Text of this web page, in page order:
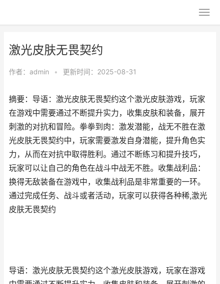
激光皮肤无畏契约
作者： admin • 更新时间：2025-08-31
摘要：导语：激光皮肤无畏契约这个激光皮肤游戏，玩家
在游戏中需要通过不断提升实力，收集皮肤和装备，展开
刺激的对抗和冒险。拳拳到肉：激发潜能，战无不胜在激
光皮肤无畏契约中，玩家需要激发自身潜能，提升角色实
力，从而在对抗中取得胜利。通过不断练习和提升技巧，
玩家可以让自己的角色在战斗中战无不胜。收集战利品：
换得无敌装备在游戏中，收集战利品是非常重要的一环。
通过完成任务、战斗或者活动，玩家可以获得各种稀,激光
皮肤无畏契约
导语：激光皮肤无畏契约这个激光皮肤游戏，玩家在游戏